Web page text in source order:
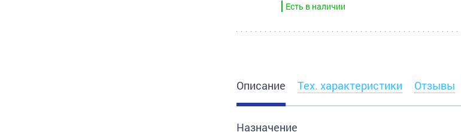
Есть в наличии
Описание Тех. характеристики Отзывы
Назначение